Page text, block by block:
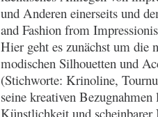
und Anderen einerseits und
and Fashion from
Hier geht es zunächst um die
modischen Silhouetten und
(Stichworte: Krinoline,
seine kreativen
Künstlichkeit und